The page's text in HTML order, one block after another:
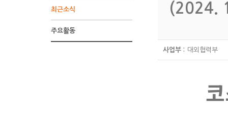
최근소식
주요활동
(2024.
사업부 : 대외협력부